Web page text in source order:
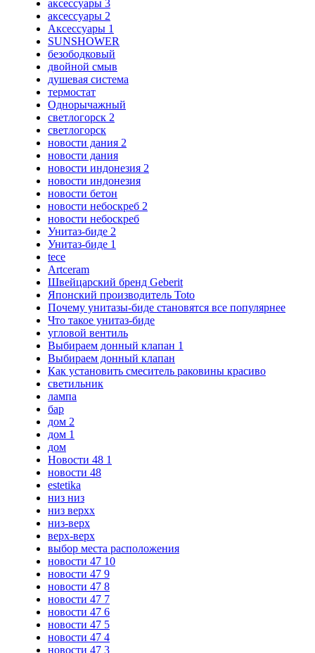
аксессуары 3
аксессуары 2
Аксессуары 1
SUNSHOWER
безободковый
двойной смыв
душевая система
термостат
Однорычажный
светлогорск 2
светлогорск
новости дания 2
новости дания
новости индонезия 2
новости индонезия
новости бетон
новости небоскреб 2
новости небоскреб
Унитаз-биде 2
Унитаз-биде 1
tece
Artceram
Швейцарский бренд Geberit
Японский производитель Toto
Почему унитазы-биде становятся все популярнее
Что такое унитаз-биде
угловой вентиль
Выбираем донный клапан 1
Выбираем донный клапан
Как установить смеситель раковины красиво
светильник
лампа
бар
дом 2
дом 1
дом
Новости 48 1
новости 48
estetika
низ низ
низ верхх
низ-верх
верх-верх
выбор места расположения
новости 47 10
новости 47 9
новости 47 8
новости 47 7
новости 47 6
новости 47 5
новости 47 4
новости 47 3